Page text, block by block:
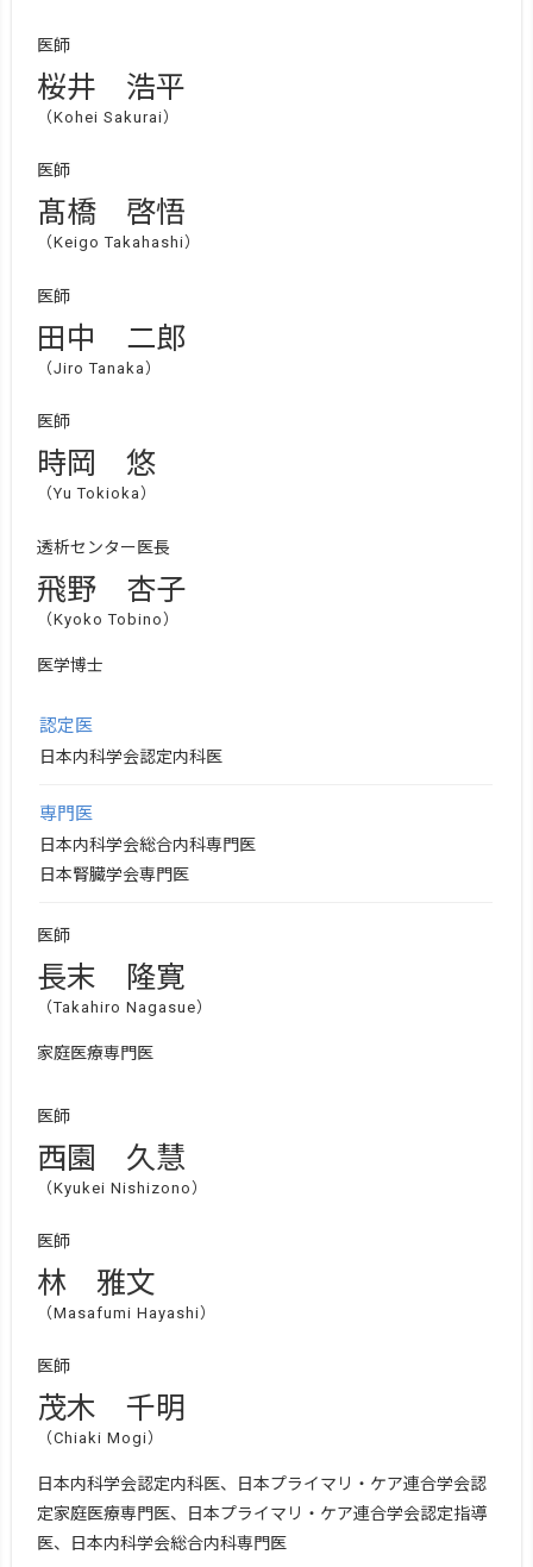
医師
桜井 浩平
（Kohei Sakurai）
医師
髙橋 啓悟
（Keigo Takahashi）
医師
田中 二郎
（Jiro Tanaka）
医師
時岡 悠
（Yu Tokioka）
透析センター医長
飛野 杏子
（Kyoko Tobino）
医学博士
認定医
日本内科学会認定内科医
専門医
日本内科学会総合内科専門医
日本腎臓学会専門医
医師
長末 隆寛
（Takahiro Nagasue）
家庭医療専門医
医師
西園 久慧
（Kyukei Nishizono）
医師
林 雅文
（Masafumi Hayashi）
医師
茂木 千明
（Chiaki Mogi）
日本内科学会認定内科医、日本プライマリ・ケア連合学会認
定家庭医療専門医、日本プライマリ・ケア連合学会認定指導
医、日本内科学会総合内科専門医